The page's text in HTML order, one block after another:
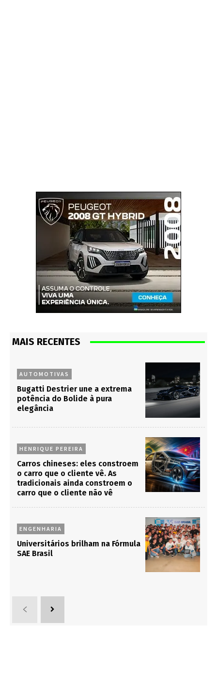
MAIS RECENTES
AUTOMOTIVAS
Bugatti Destrier une a extrema
potência do Bolide à pura
elegância
HENRIQUE PEREIRA
Carros chineses: eles constroem
o carro que o cliente vê. As
tradicionais ainda constroem o
carro que o cliente não vê
ENGENHARIA
Universitários brilham na Fórmula
SAE Brasil